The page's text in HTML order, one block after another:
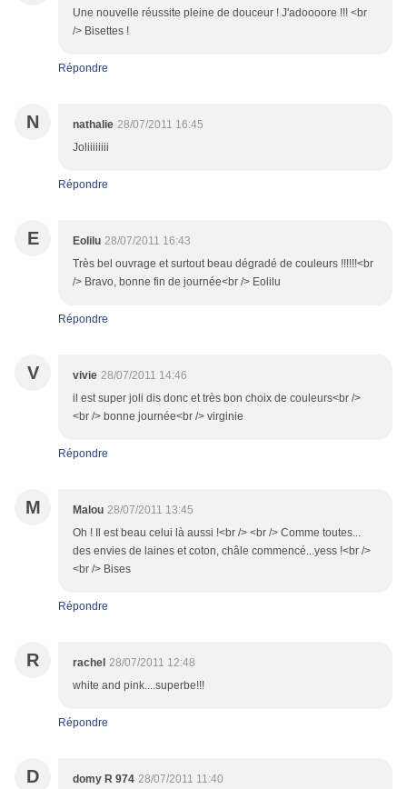
Une nouvelle réussite pleine de douceur ! J'adoooore !!! <br
/> Bisettes !
Répondre
N nathalie 28/07/2011 16:45
Joliiiiiiii
Répondre
E Eolilu 28/07/2011 16:43
Très bel ouvrage et surtout beau dégradé de couleurs !!!!!!<br
/> Bravo, bonne fin de journée<br /> Eolilu
Répondre
V vivie 28/07/2011 14:46
il est super joli dis donc et très bon choix de couleurs<br />
<br /> bonne journée<br /> virginie
Répondre
M Malou 28/07/2011 13:45
Oh ! Il est beau celui là aussi !<br /> <br /> Comme toutes...
des envies de laines et coton, châle commencé...yess !<br />
<br /> Bises
Répondre
R rachel 28/07/2011 12:48
white and pink....superbe!!!
Répondre
D domy R 974 28/07/2011 11:40